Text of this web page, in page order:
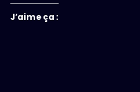
J’aime ça :